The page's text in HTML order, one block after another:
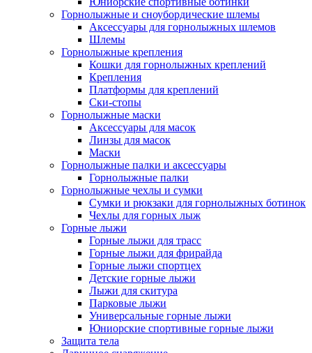
Горнолыжные и сноубордические шлемы
Аксессуары для горнолыжных шлемов
Шлемы
Горнолыжные крепления
Кошки для горнолыжных креплений
Крепления
Платформы для креплений
Ски-стопы
Горнолыжные маски
Аксессуары для масок
Линзы для масок
Маски
Горнолыжные палки и аксессуары
Горнолыжные палки
Горнолыжные чехлы и сумки
Сумки и рюкзаки для горнолыжных ботинок
Чехлы для горных лыж
Горные лыжи
Горные лыжи для трасс
Горные лыжи для фрирайда
Горные лыжи спортцех
Детские горные лыжи
Лыжи для скитура
Парковые лыжи
Универсальные горные лыжи
Юниорские спортивные горные лыжи
Защита тела